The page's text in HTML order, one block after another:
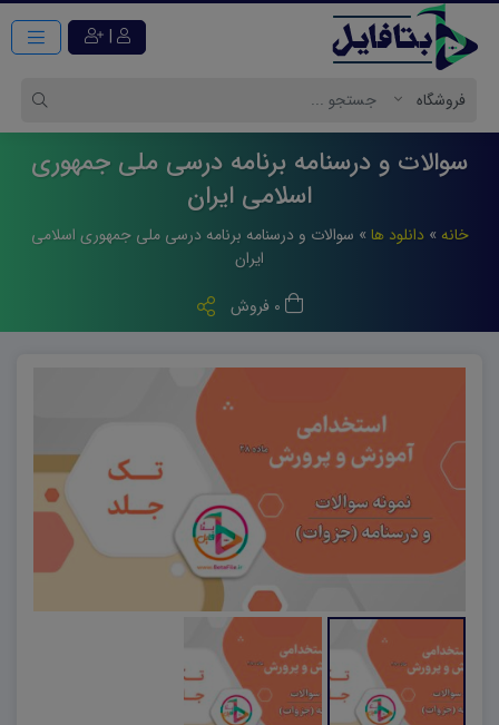
|
سوالات و درسنامه برنامه درسی ملی جمهوری
اسلامی ایران
خانه »دانلود ها » سوالات و درسنامه برنامه درسی ملی جمهوری اسلامی
ایران